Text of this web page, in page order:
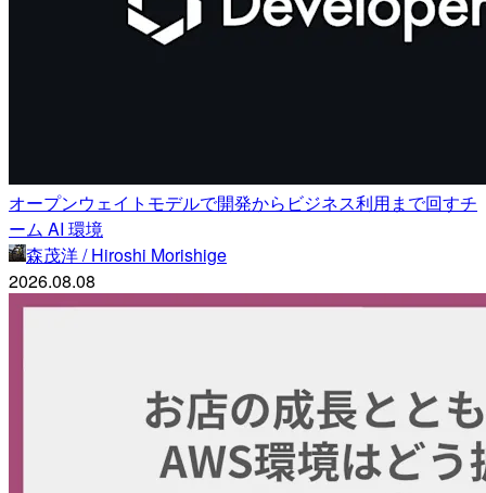
オープンウェイトモデルで開発からビジネス利用まで回すチ
ーム AI 環境
森茂洋 / Hiroshi Morishige
2026.08.08